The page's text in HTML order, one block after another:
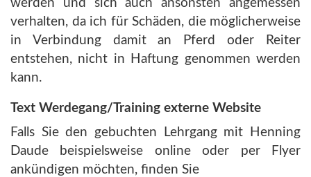
werden und sich auch ansonsten angemessen
verhalten, da ich für Schäden, die möglicherweise
in Verbindung damit an Pferd oder Reiter
entstehen, nicht in Haftung genommen werden
kann.
Text Werdegang/Training externe Website
Falls Sie den gebuchten Lehrgang mit Henning
Daude beispielsweise online oder per Flyer
ankündigen möchten, finden Sie